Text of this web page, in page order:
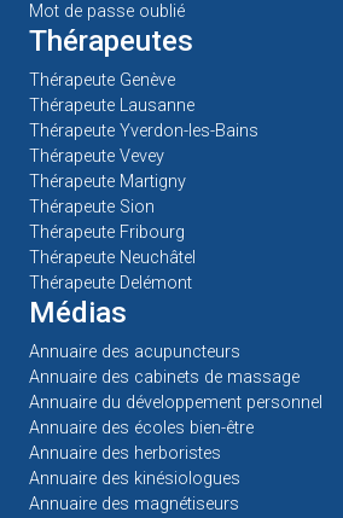
Mot de passe oublié
Thérapeutes
Thérapeute Genève
Thérapeute Lausanne
Thérapeute Yverdon-les-Bains
Thérapeute Vevey
Thérapeute Martigny
Thérapeute Sion
Thérapeute Fribourg
Thérapeute Neuchâtel
Thérapeute Delémont
Médias
Annuaire des acupuncteurs
Annuaire des cabinets de massage
Annuaire du développement personnel
Annuaire des écoles bien-être
Annuaire des herboristes
Annuaire des kinésiologues
Annuaire des magnétiseurs